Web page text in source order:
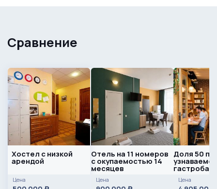
Сравнение
Хостел с низкой
арендой
Цена
Отель на 11 номеров
с окупаемостью 14
месяцев
Цена
Доля 50
хорошей
Цена